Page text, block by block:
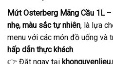
Mứt Osterberg Mãng Cầu 1L–
nhẹ, màu sắc tự nhiên, là lựa
menu với các món đồ uống và
hấp dẫn thực khách.
👉 Đặt ngay tại